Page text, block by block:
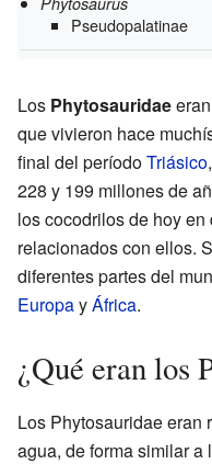
Pseudopalatinae
Los Phytosauridae
que vivieron hace
final del períodoTriásico
228 y 199 millones de
los cocodrilos de hoy
relacionados con ellos.
diferentes partes del
EuropayÁfrica.
¿Qué eran los
Los Phytosauridae eran
agua, de forma similar